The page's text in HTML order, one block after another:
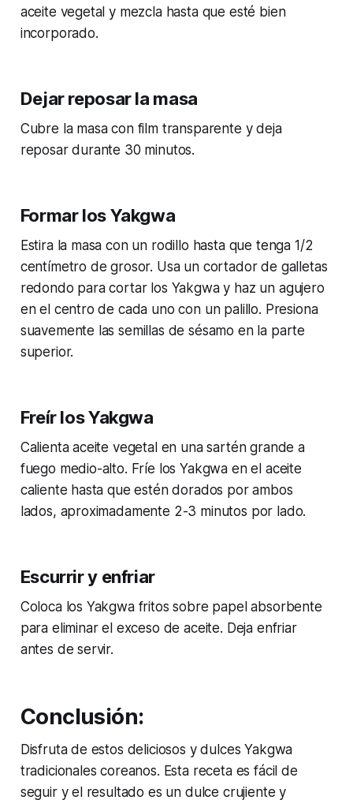
aceite vegetal y mezcla hasta que esté bien
incorporado.
Dejar reposar la masa
Cubre la masa con film transparente y deja
reposar durante 30 minutos.
Formar los Yakgwa
Estira la masa con un rodillo hasta que tenga 1/2
centímetro de grosor. Usa un cortador de galletas
redondo para cortar los Yakgwa y haz un agujero
en el centro de cada uno con un palillo. Presiona
suavemente las semillas de sésamo en la parte
superior.
Freír los Yakgwa
Calienta aceite vegetal en una sartén grande a
fuego medio-alto. Fríe los Yakgwa en el aceite
caliente hasta que estén dorados por ambos
lados, aproximadamente 2-3 minutos por lado.
Escurrir y enfriar
Coloca los Yakgwa fritos sobre papel absorbente
para eliminar el exceso de aceite. Deja enfriar
antes de servir.
Conclusión:
Disfruta de estos deliciosos y dulces Yakgwa
tradicionales coreanos. Esta receta es fácil de
seguir y el resultado es un dulce crujiente y